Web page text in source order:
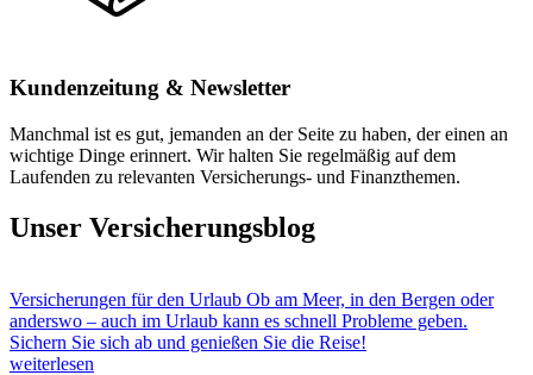
Kundenzeitung & Newsletter
Manchmal ist es gut, jemanden an der Seite zu haben, der einen an
wichtige Dinge erinnert. Wir halten Sie regelmäßig auf dem
Laufenden zu relevanten Versicherungs- und Finanzthemen.
Unser Versicherungsblog
Versicherungen für den Urlaub Ob am Meer, in den Bergen oder
anderswo – auch im Urlaub kann es schnell Probleme geben.
Sichern Sie sich ab und genießen Sie die Reise!
weiterlesen